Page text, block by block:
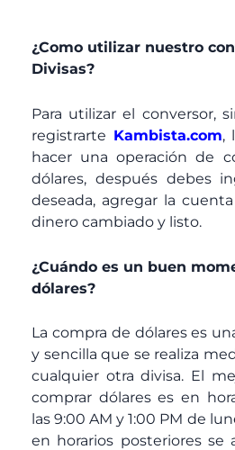
¿Como utilizar nuestro
Divisas?
Para utilizar el conversor,
registrarte Kambista.com,
hacer una operación de
dólares, después debes
deseada, agregar la
dinero cambiado y listo.
¿Cuándo es un buen
dólares?
La compra de dólares es
y sencilla que se realiza
cualquier otra divisa. El
comprar dólares es en
las 9:00 AM y 1:00 PM de
en horarios posteriores se